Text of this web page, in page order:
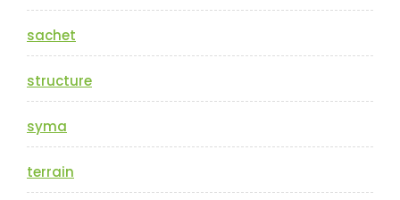
sachet
structure
syma
terrain